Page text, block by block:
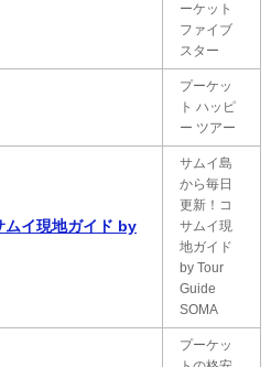
ーケット
ファイブ
スター
プーケッ
ト ハッピ
ー ツアー
ムイ現地ガイド by
サムイ島
から毎日
更新！コ
サムイ現
地ガイド
by Tour
Guide
SOMA
プーケッ